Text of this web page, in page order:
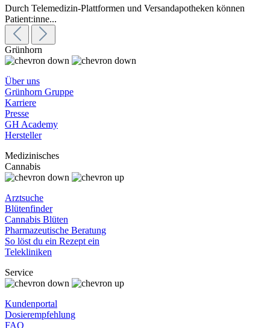
Durch Telemedizin-Plattformen und Versandapotheken können
Patient:inne...
Grünhorn
Über uns
Grünhorn Gruppe
Karriere
Presse
GH Academy
Hersteller
Medizinisches
Cannabis
Arztsuche
Blütenfinder
Cannabis Blüten
Pharmazeutische Beratung
So löst du ein Rezept ein
Telekliniken
Service
Kundenportal
Dosierempfehlung
FAQ